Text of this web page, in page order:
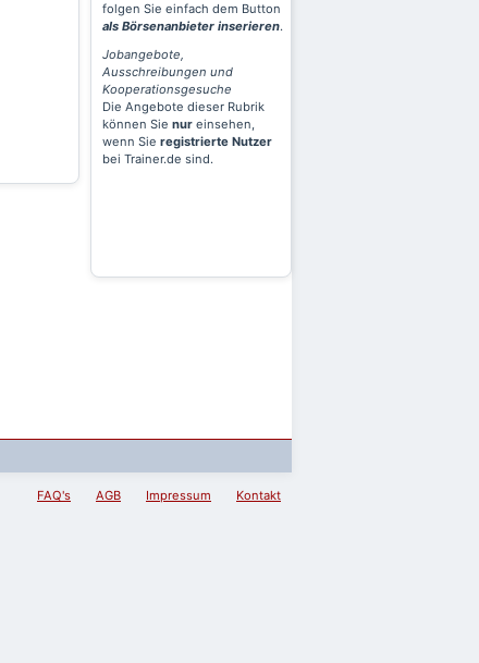
folgen Sie einfach dem Button
als Börsenanbieter inserieren.
Jobangebote,
Ausschreibungen und
Kooperationsgesuche
Die Angebote dieser Rubrik
können Sie nur einsehen,
wenn Sie registrierte Nutzer
bei Trainer.de sind.
FAQ's AGB Impressum Kontakt